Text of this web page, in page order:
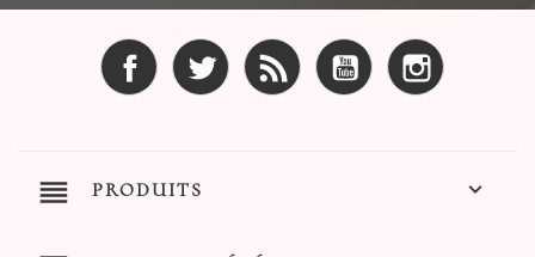
Facebook Twitter Rss YouTube
reorder PRODUITS 